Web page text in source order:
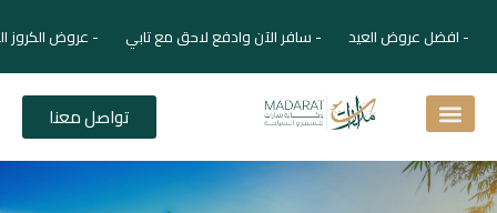
- افضل عروض العيد - سافر الآن وادفع لاحق مع تابي - عروض الكروز
تواصل معنا